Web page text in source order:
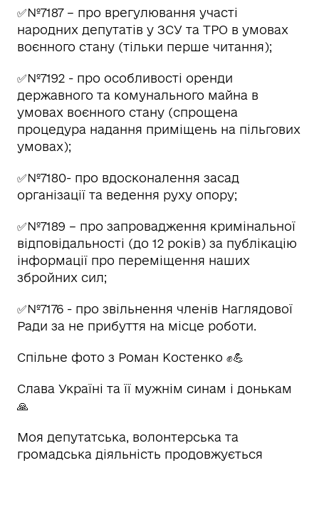
✅№7187 – про врегулювання участі
народних депутатів у ЗСУ та ТРО в умовах
воєнного стану (тільки перше читання);
✅№7192 - про особливості оренди
державного та комунального майна в
умовах воєнного стану (спрощена
процедура надання приміщень на пільгових
умовах);
✅№7180- про вдосконалення засад
організації та ведення руху опору;
✅№7189 – про запровадження кримінальної
відповідальності (до 12 років) за публікацію
інформації про переміщення наших
збройних сил;
✅№7176 - про звільнення членів Наглядової
Ради за не прибуття на місце роботи.
Спільне фото з Роман Костенко ✊💪
Слава Україні та її мужнім синам і донькам
🙏
Моя депутатська, волонтерська та
громадська діяльність продовжується